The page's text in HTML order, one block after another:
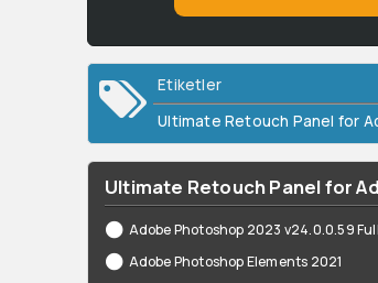
Etiketler
Ultimate Retouch Panel for
Ultimate Retouch Panel for
Adobe Photoshop 2023 v24.0.0.59
Adobe Photoshop Elements 2021